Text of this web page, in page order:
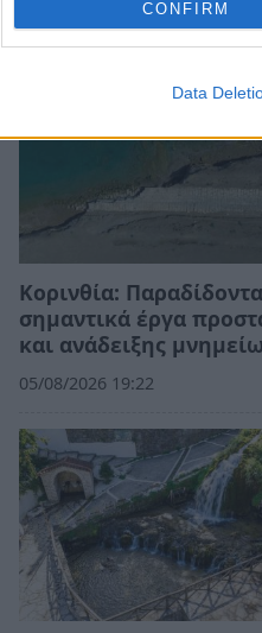
CONFIRM
Data
Κορινθία:
σημαντικά έργα
και ανάδειξης
05/08/2026 19:22